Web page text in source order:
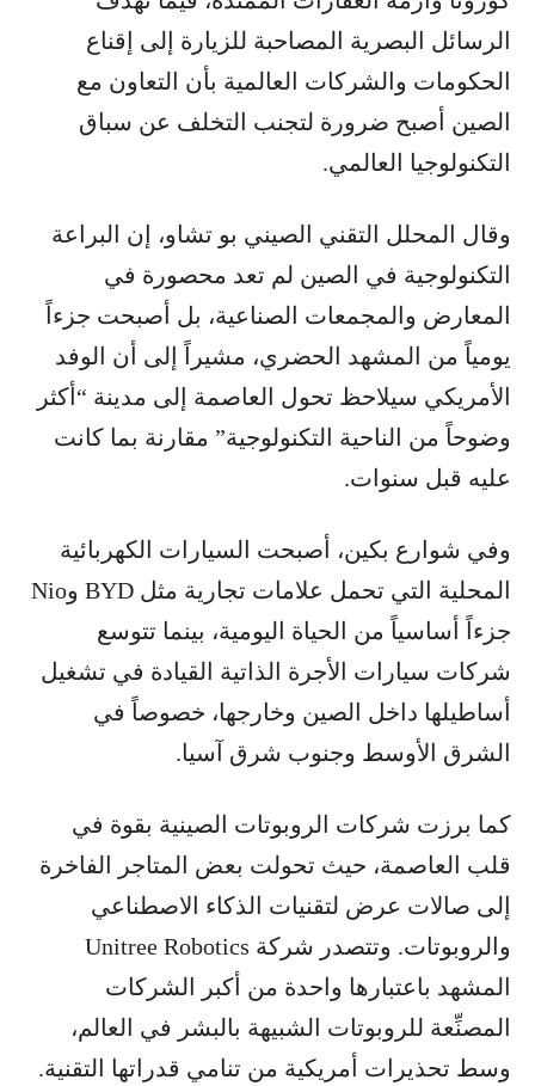
الرسائل البصرية المصاحبة للزيارة إلى إقناع
الحكومات والشركات العالمية بأن التعاون مع
الصين أصبح ضرورة لتجنب التخلف عن سباق
التكنولوجيا العالمي.
وقال المحلل التقني الصيني بو تشاو، إن البراعة
التكنولوجية في الصين لم تعد محصورة في
المعارض والمجمعات الصناعية، بل أصبحت جزءاً
يومياً من المشهد الحضري، مشيراً إلى أن الوفد
الأمريكي سيلاحظ تحول العاصمة إلى مدينة “أكثر
وضوحاً من الناحية التكنولوجية” مقارنة بما كانت
عليه قبل سنوات.
وفي شوارع بكين، أصبحت السيارات الكهربائية
المحلية التي تحمل علامات تجارية مثل BYD وNio
جزءاً أساسياً من الحياة اليومية، بينما تتوسع
شركات سيارات الأجرة الذاتية القيادة في تشغيل
أساطيلها داخل الصين وخارجها، خصوصاً في
الشرق الأوسط وجنوب شرق آسيا.
كما برزت شركات الروبوتات الصينية بقوة في
قلب العاصمة، حيث تحولت بعض المتاجر الفاخرة
إلى صالات عرض لتقنيات الذكاء الاصطناعي
والروبوتات. وتتصدر شركة Unitree Robotics
المشهد باعتبارها واحدة من أكبر الشركات
المصنِّعة للروبوتات الشبيهة بالبشر في العالم،
وسط تحذيرات أمريكية من تنامي قدراتها التقنية.